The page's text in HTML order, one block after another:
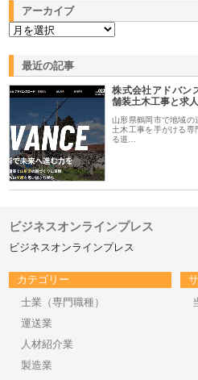
アーカイブ
最近の記事
株式会社アドバン
舗装土木工事と求
山形県鶴岡市で地域の
土木工事を手がける専
る道…
ビジネスオンラインプレス
ビジネスオンラインプレス
カテゴリー
士業（専門職種）
運送業
人材紹介業
製造業